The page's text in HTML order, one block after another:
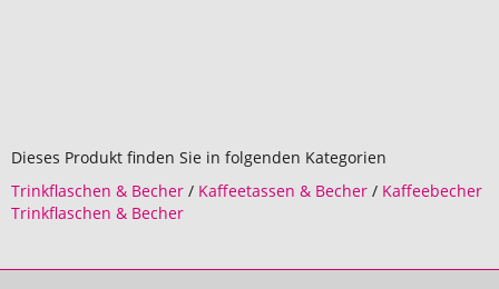
Dieses Produkt finden Sie in folgenden Kategorien
Trinkflaschen & Becher / Kaffeetassen & Becher / Kaffeebecher
Trinkflaschen & Becher